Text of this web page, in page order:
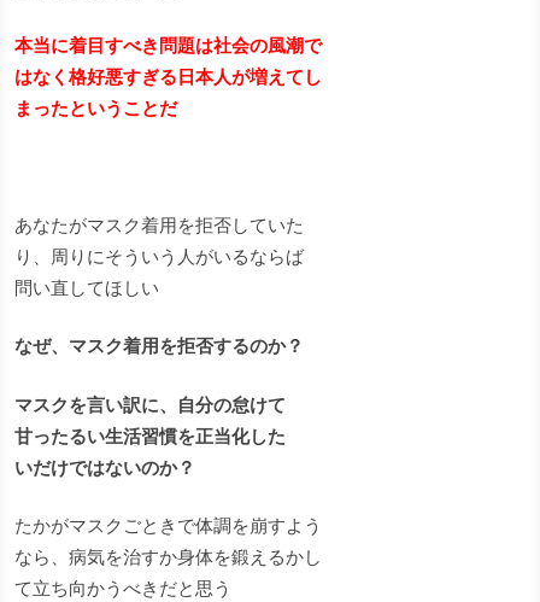
本当に着目すべき問題は社会の風潮で
はなく格好悪すぎる日本人が増えてし
まったということだ
あなたがマスク着用を拒否していた
り、周りにそういう人がいるならば
問い直してほしい
なぜ、マスク着用を拒否するのか？
マスクを言い訳に、自分の怠けて
甘ったるい生活習慣を正当化した
いだけではないのか？
たかがマスクごときで体調を崩すよう
なら、病気を治すか身体を鍛えるかし
て立ち向かうべきだと思う